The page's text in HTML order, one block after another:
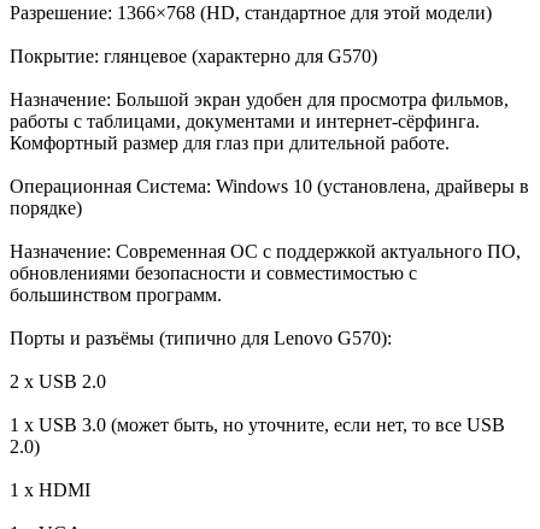
Разрешение: 1366×768 (HD, стандартное для этой модели)
Покрытие: глянцевое (характерно для G570)
Назначение: Большой экран удобен для просмотра фильмов,
работы с таблицами, документами и интернет-сёрфинга.
Комфортный размер для глаз при длительной работе.
Операционная Система: Windows 10 (установлена, драйверы в
порядке)
Назначение: Современная ОС с поддержкой актуального ПО,
обновлениями безопасности и совместимостью с
большинством программ.
Порты и разъёмы (типично для Lenovo G570):
2 x USB 2.0
1 x USB 3.0 (может быть, но уточните, если нет, то все USB
2.0)
1 x HDMI